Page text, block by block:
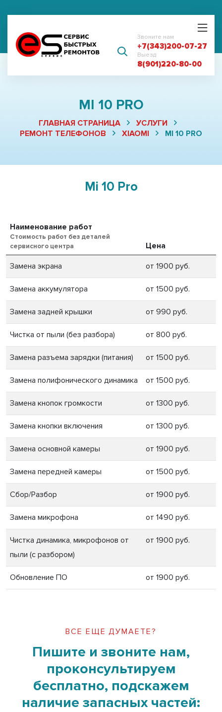
Звоните нам
+7(343)200-07-27
Выезд
8(901)220-80-00
MI 10 PRO
ГЛАВНАЯ СТРАНИЦА
УСЛУГИ
РЕМОНТ ТЕЛЕФОНОВ
XIAOMI MI 10 PRO
Mi 10 Pro
Наименование работ
Стоимость работ без деталей
сервисного центра
Цена
Замена экрана от 1900 руб.
Замена аккумулятора от 1500 руб.
Замена задней крышки от 990 руб.
Чистка от пыли (без разбора) от 800 руб.
Замена разъема зарядки (питания) от 1500 руб.
Замена полифонического динамика от 1500 руб.
Замена кнопок громкости от 1300 руб.
Замена кнопки включения от 1300 руб.
Замена основной камеры от 1900 руб.
Замена передней камеры от 1500 руб.
Сбор/Разбор от 1900 руб.
Замена микрофона от 1490 руб.
Чистка динамика, микрофонов от
пыли (с разбором)
от 1900 руб.
Обновление ПО от 1900 руб.
ВСЕ ЕЩЕ ДУМАЕТЕ?
Пишите и звоните нам,
проконсультируем
бесплатно, подскажем
наличие запасных частей: